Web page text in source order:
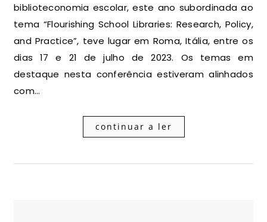
biblioteconomia escolar, este ano subordinada ao
tema “Flourishing School Libraries: Research, Policy,
and Practice”, teve lugar em Roma, Itália, entre os
dias 17 e 21 de julho de 2023. Os temas em
destaque nesta conferência estiveram alinhados
com…
continuar a ler